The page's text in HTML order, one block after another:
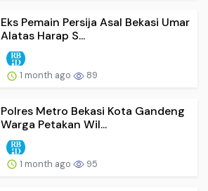
Eks Pemain Persija Asal Bekasi Umar
Alatas Harap S...
1 month ago 89
Polres Metro Bekasi Kota Gandeng
Warga Petakan Wil...
1 month ago 95